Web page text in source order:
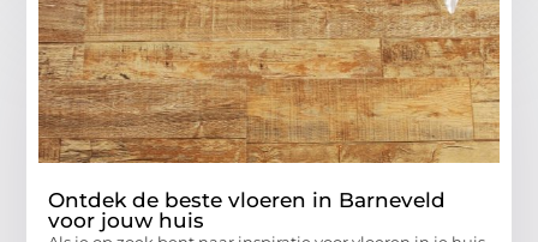
Ontdek de beste vloeren in Barneveld
voor jouw huis